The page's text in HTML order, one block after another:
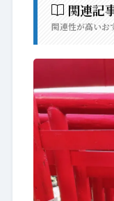
関連記
関連性が高いお